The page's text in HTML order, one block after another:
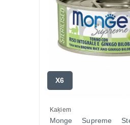
X6
Kaķiem
Monge Supreme